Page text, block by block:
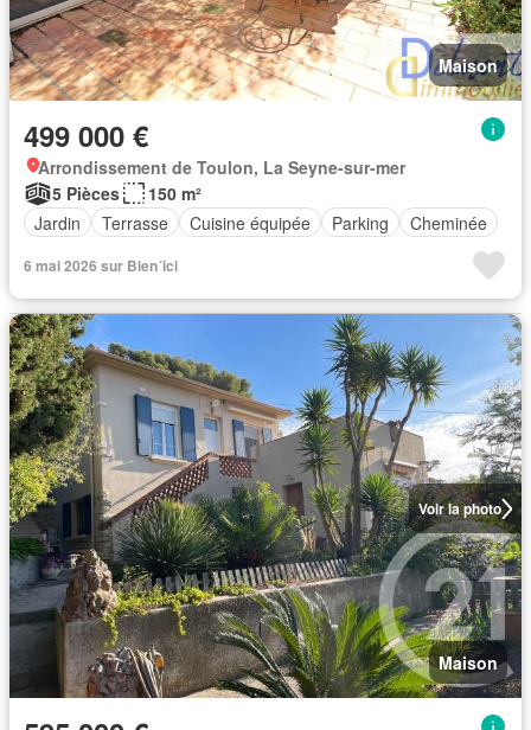
Maison
499 000 €
Arrondissement de Toulon, La Seyne-sur-mer
5 Pièces
150 m²
Jardin
Terrasse Cuisine équipée Parking Cheminée
6 mai 2026 sur Bien´ici
Voir la photo
Maison